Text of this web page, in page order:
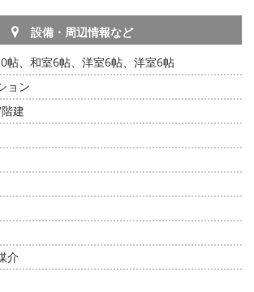
設備・周辺情報など
帖、和室6帖、洋室6帖、洋室6帖
ョン
建
介